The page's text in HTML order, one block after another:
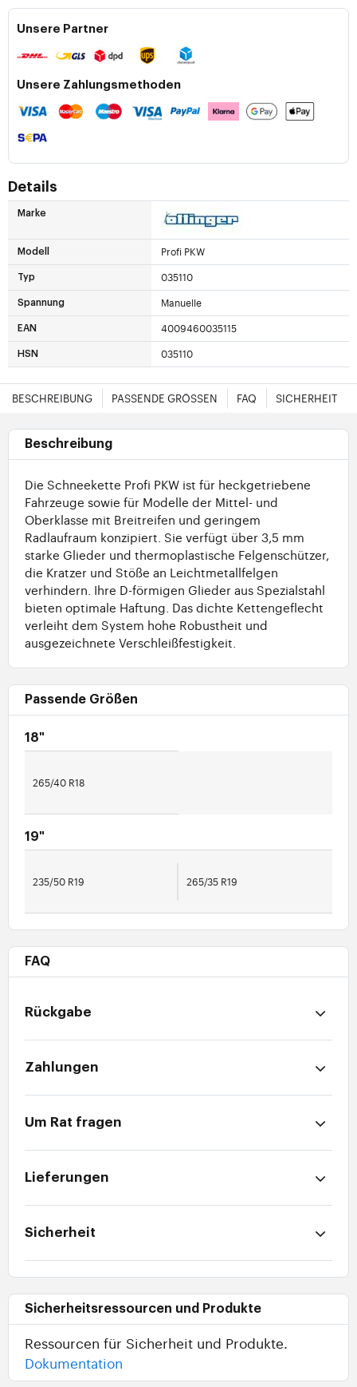
Unsere Partner
Unsere Zahlungsmethoden
Details
Marke
Modell Profi PKW
Typ 035110
Spannung Manuelle
EAN 4009460035115
HSN 035110
BESCHREIBUNG PASSENDE GRÖSSEN FAQ SICHERHEIT
Beschreibung
Die Schneekette Profi PKW ist für heckgetriebene
Fahrzeuge sowie für Modelle der Mittel- und
Oberklasse mit Breitreifen und geringem
Radlaufraum konzipiert. Sie verfügt über 3,5 mm
starke Glieder und thermoplastische Felgenschützer,
die Kratzer und Stöße an Leichtmetallfelgen
verhindern. Ihre D-förmigen Glieder aus Spezialstahl
bieten optimale Haftung. Das dichte Kettengeflecht
verleiht dem System hohe Robustheit und
ausgezeichnete Verschleißfestigkeit.
Passende Größen
18"
265/40 R18
19"
235/50 R19 265/35 R19
FAQ
Rückgabe
Zahlungen
Um Rat fragen
Lieferungen
Sicherheit
Sicherheitsressourcen und Produkte
Ressourcen für Sicherheit und Produkte.
Dokumentation